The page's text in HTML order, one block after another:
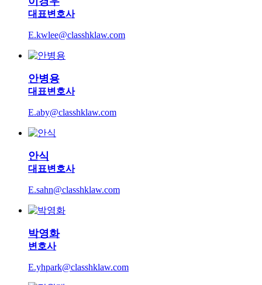
대표변호사
E.kwlee@classhklaw.com
안병용
대표변호사
E.aby@classhklaw.com
안식
대표변호사
E.sahn@classhklaw.com
박영화
변호사
E.yhpark@classhklaw.com